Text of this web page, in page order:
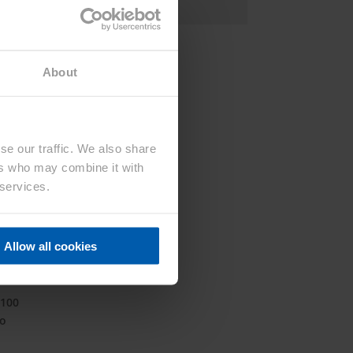
About
our traffic. We also share
who may combine it with
Allow all cookies